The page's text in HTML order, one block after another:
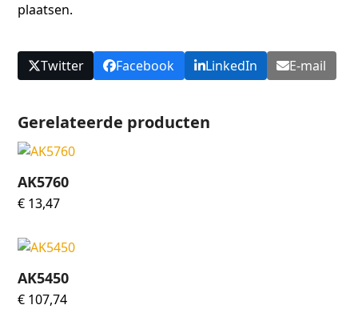
plaatsen.
Twitter Facebook LinkedIn E-mail
Gerelateerde producten
AK5760
€ 13,47
AK5450
€ 107,74